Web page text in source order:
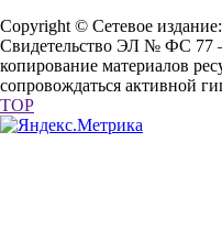
Copyright © Сетевое
Свидетельство ЭЛ № ФС 77
копирование материалов
сопровождаться активной
TOP